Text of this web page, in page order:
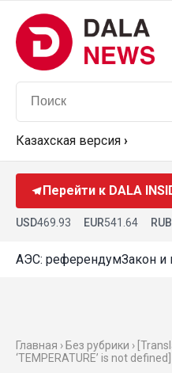
Казахская версия ›
Перейти к DALA
USD469.93 EUR541.64 RUB
АЭС: референдумЗакон и
Главная › Без рубрики ›
‘TEMPERATURE’ is not defined]